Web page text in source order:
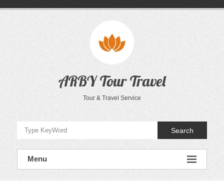
ARBY Tour Travel
Tour & Travel Service
Search
Menu